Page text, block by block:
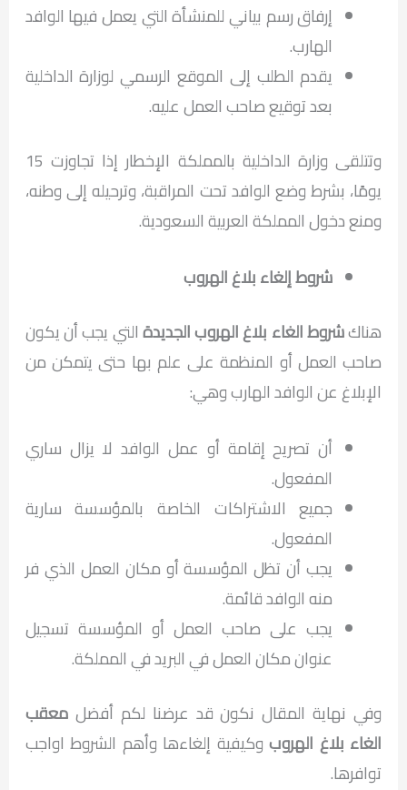
إرفاق رسم بياني للمنشأة التي يعمل فيها الوافد
الهارب.
يقدم الطلب إلى الموقع الرسمي لوزارة الداخلية
بعد توقيع صاحب العمل عليه.
وتتلقى وزارة الداخلية بالمملكة الإخطار إذا تجاوزت 15
يومًا، بشرط وضع الوافد تحت المراقبة، وترحيله إلى وطنه،
ومنع دخول المملكة العربية السعودية.
شروط إلغاء بلاغ الهروب
هناكشروط الغاء بلاغ الهروب الجديدةالتي يجب أن يكون
صاحب العمل أو المنظمة على علم بها حتى يتمكن من
الإبلاغ عن الوافد الهارب وهي:
أن تصريح إقامة أو عمل الوافد لا يزال ساري
المفعول.
جميع الاشتراكات الخاصة بالمؤسسة سارية
المفعول.
يجب أن تظل المؤسسة أو مكان العمل الذي فر
منه الوافد قائمة.
يجب على صاحب العمل أو المؤسسة تسجيل
عنوان مكان العمل في البريد في المملكة.
وفي نهاية المقال نكون قد عرضنا لكم أفضلمعقب
الغاء بلاغ الهروبوكيفية إلغاءها وأهم الشروط اواجب
توافرها.